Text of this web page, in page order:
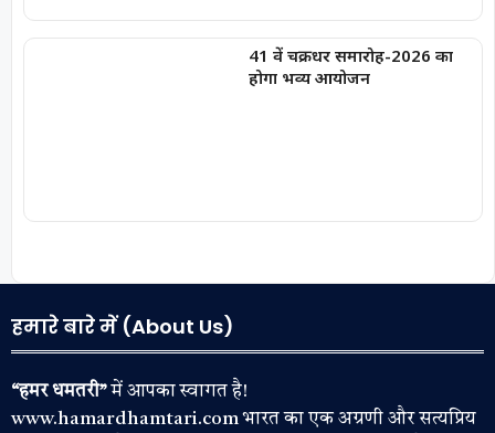
41 वें चक्रधर समारोह-2026 का
होगा भव्य आयोजन
हमारे बारे में (About Us)
“हमर धमतरी”में आपका स्वागत है!
www.hamardhamtari.com भारत का एक अग्रणी और सत्यप्रिय